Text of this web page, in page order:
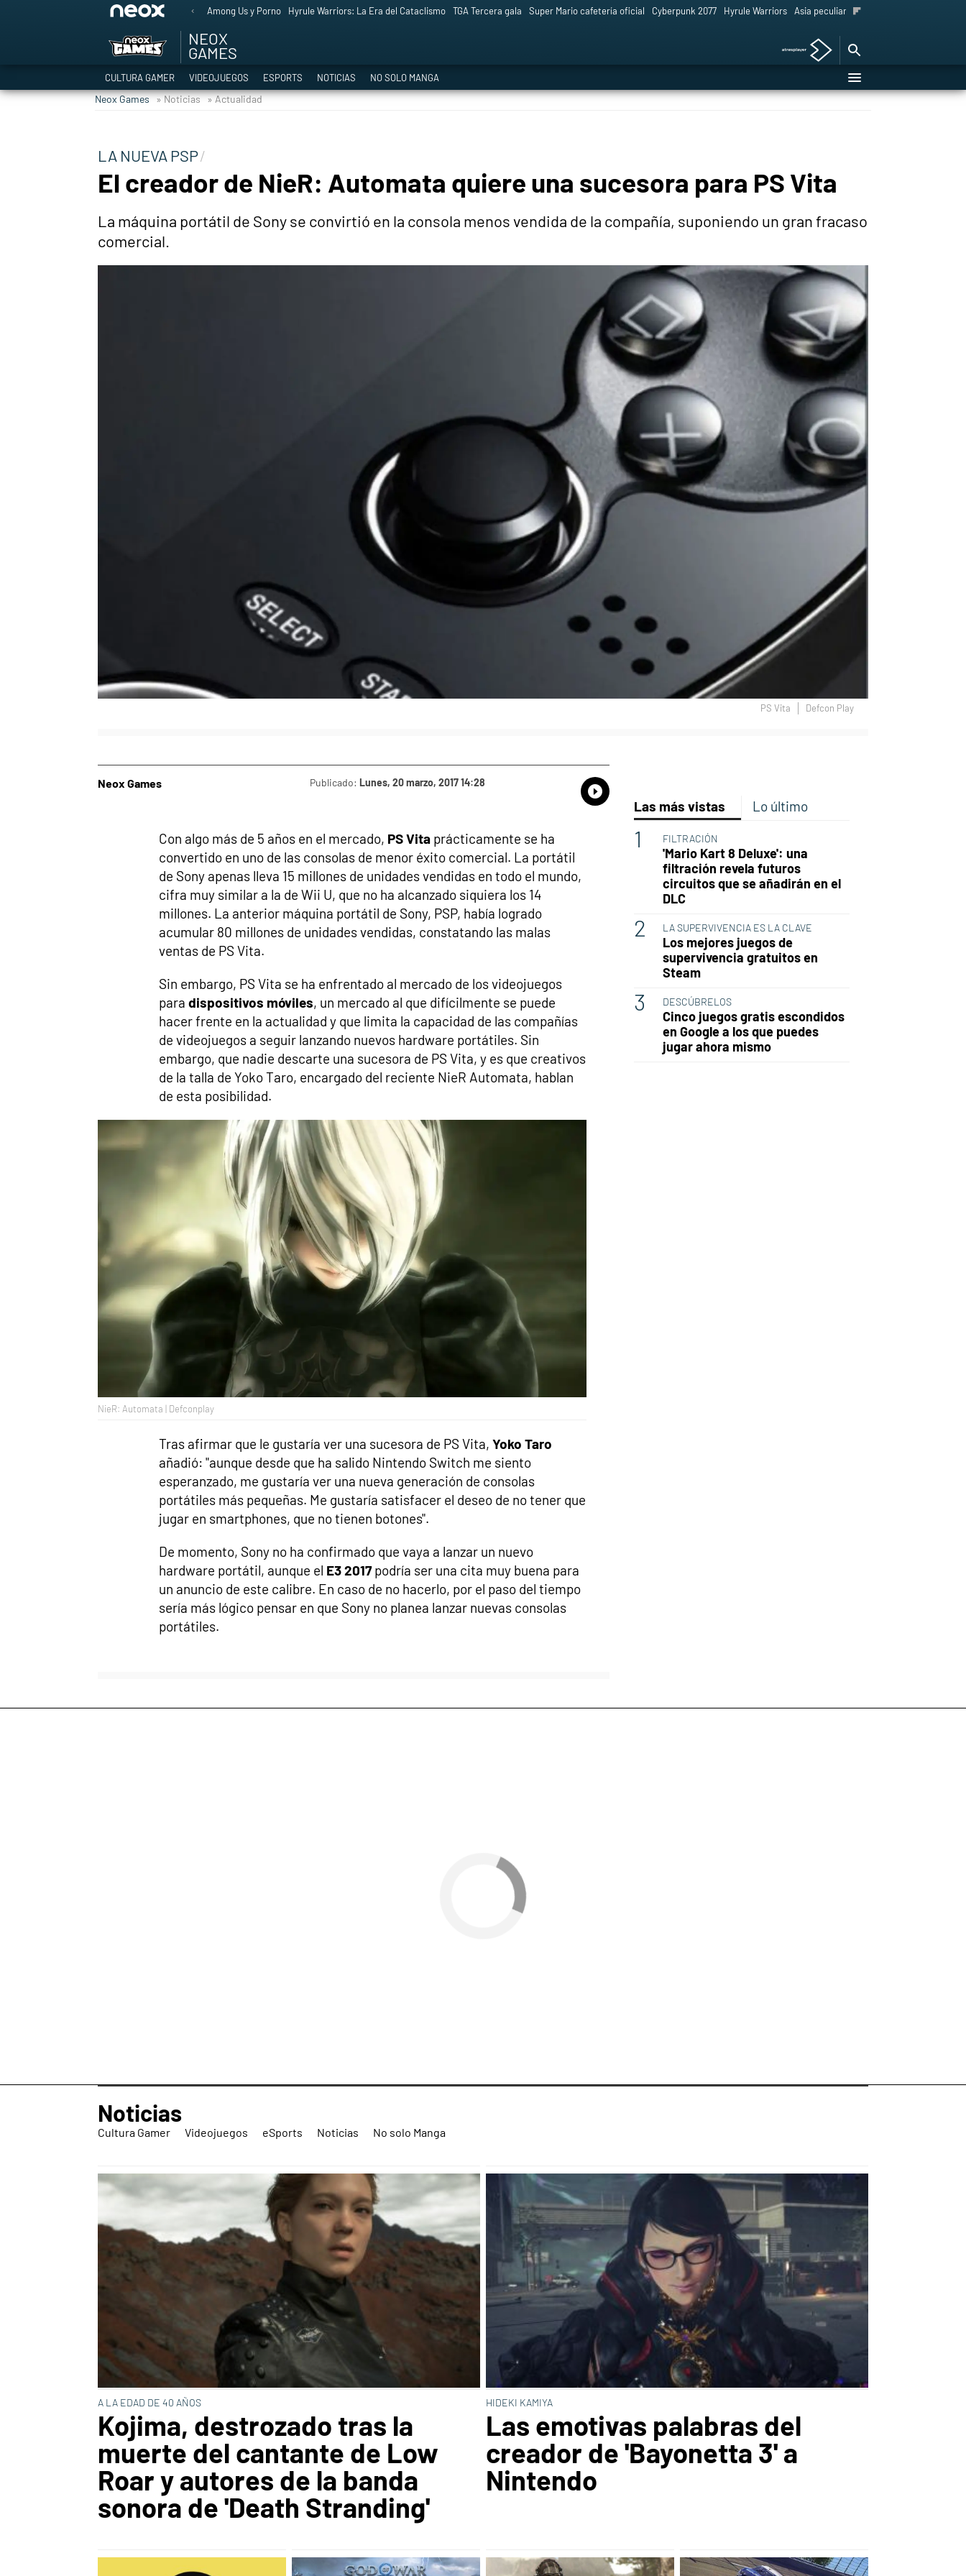
Among Us y Porno Hyrule Warriors: La Era del Cataclismo TGA Tercera gala Super Mario cafetería oficial Cyberpunk 2077 Hyrule Warriors Asia peculiar tradición
NEOX
GAMES
CULTURA GAMER VIDEOJUEGOS ESPORTS NOTICIAS NO SOLO MANGA
Neox Games » Noticias » Actualidad
LA NUEVA PSP
El creador de NieR: Automata quiere una sucesora para PS Vita
La máquina portátil de Sony se convirtió en la consola menos vendida de la compañía, suponiendo un gran fracaso
comercial.
PS Vita Defcon Play
Neox Games Publicado: Lunes, 20 marzo, 2017 14:28
Whatsapp
Compartir
Con algo más de 5 años en el mercado, PS Vita prácticamente se ha
convertido en uno de las consolas de menor éxito comercial. La portátil
de Sony apenas lleva 15 millones de unidades vendidas en todo el mundo,
cifra muy similar a la de Wii U, que no ha alcanzado siquiera los 14
millones. La anterior máquina portátil de Sony, PSP, había logrado
acumular 80 millones de unidades vendidas, constatando las malas
ventas de PS Vita.
Sin embargo, PS Vita se ha enfrentado al mercado de los videojuegos
para dispositivos móviles, un mercado al que difícilmente se puede
hacer frente en la actualidad y que limita la capacidad de las compañías
de videojuegos a seguir lanzando nuevos hardware portátiles. Sin
embargo, que nadie descarte una sucesora de PS Vita, y es que creativos
de la talla de Yoko Taro, encargado del reciente NieR Automata, hablan
de esta posibilidad.
NieR: Automata | Defconplay
Tras afirmar que le gustaría ver una sucesora de PS Vita, Yoko Taro
añadió: "aunque desde que ha salido Nintendo Switch me siento
esperanzado, me gustaría ver una nueva generación de consolas
portátiles más pequeñas. Me gustaría satisfacer el deseo de no tener que
jugar en smartphones, que no tienen botones".
De momento, Sony no ha confirmado que vaya a lanzar un nuevo
hardware portátil, aunque el E3 2017podría ser una cita muy buena para
un anuncio de este calibre. En caso de no hacerlo, por el paso del tiempo
sería más lógico pensar en que Sony no planea lanzar nuevas consolas
portátiles.
Las más vistas Lo último
FILTRACIÓN
'Mario Kart 8 Deluxe': una
filtración revela futuros
circuitos que se añadirán en el
DLC
LA SUPERVIVENCIA ES LA CLAVE
Los mejores juegos de
supervivencia gratuitos en
Steam
DESCÚBRELOS
Cinco juegos gratis escondidos
en Google a los que puedes
jugar ahora mismo
Noticias
Cultura Gamer Videojuegos eSports Noticias No solo Manga
A LA EDAD DE 40 AÑOS
Kojima, destrozado tras la
muerte del cantante de Low
Roar y autores de la banda
sonora de 'Death Stranding'
HIDEKI KAMIYA
Las emotivas palabras del
creador de 'Bayonetta 3' a
Nintendo